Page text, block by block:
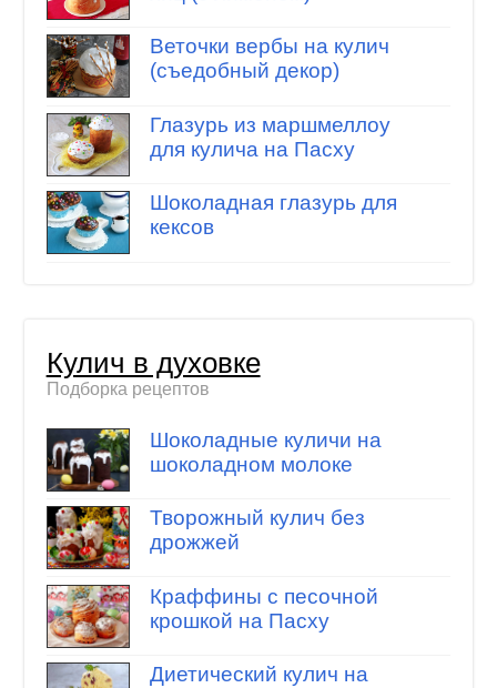
Веточки вербы на кулич
(съедобный декор)
Глазурь из маршмеллоу
для кулича на Пасху
Шоколадная глазурь для
кексов
Кулич в духовке
Подборка рецептов
Шоколадные куличи на
шоколадном молоке
Творожный кулич без
дрожжей
Краффины с песочной
крошкой на Пасху
Диетический кулич на